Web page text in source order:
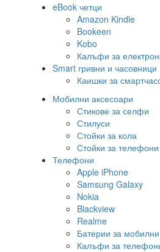
eBook четци
Amazon Kindle
Bookeen
Kobo
Калъфи за
Smart гривни и часовници
Каишки за
Мобилни аксесоари
Стикове за селфи
Стилуси
Стойки за кола
Стойки за телефони
Телефони
Apple iPhone
Samsung Galaxy
Nokia
Blackview
Realme
Батерии за
Калъфи за